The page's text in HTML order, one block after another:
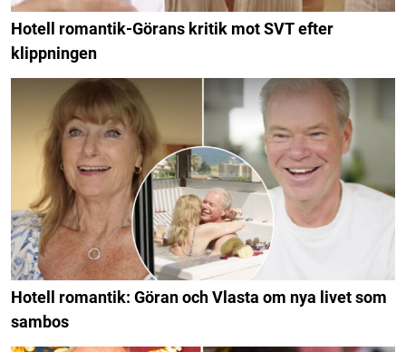
Hotell romantik-Görans kritik mot SVT efter
klippningen
Hotell romantik: Göran och Vlasta om nya livet som
sambos